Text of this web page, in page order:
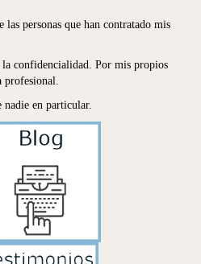
personas que han contratado mis
confidencialidad. Por mis propios
profesional.
nadie en particular.